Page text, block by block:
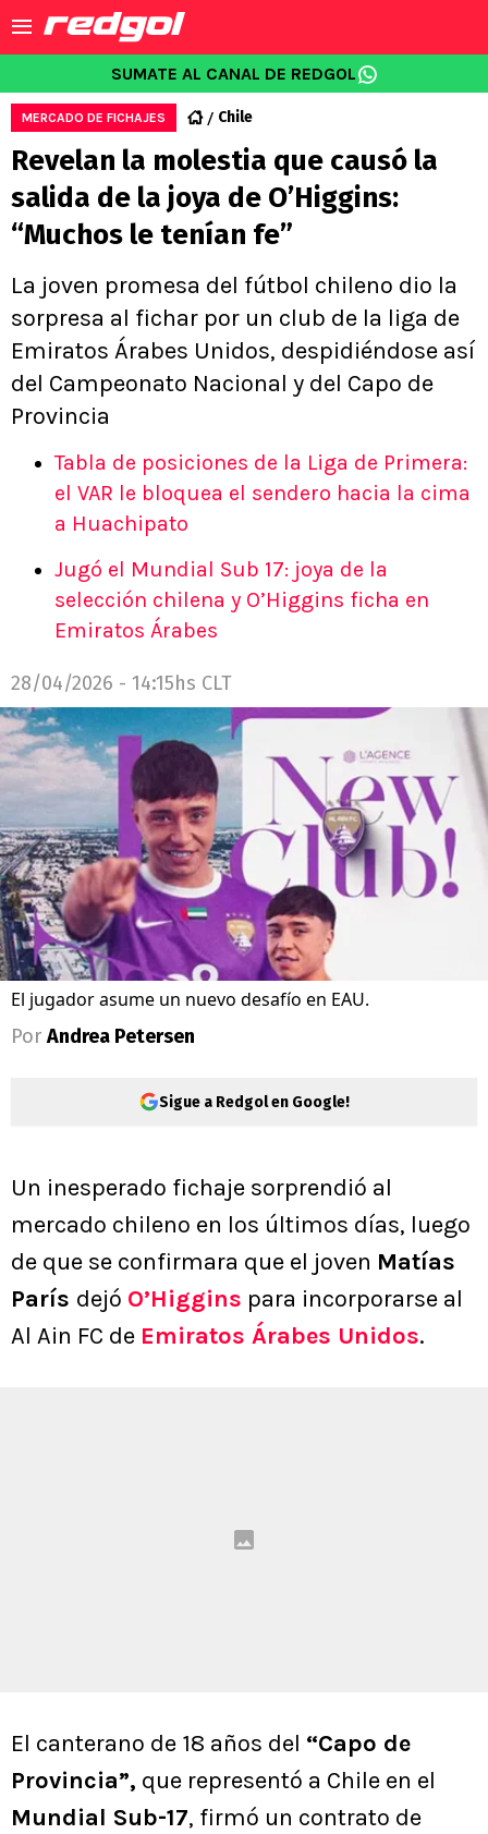
SUMATE AL CANAL DE REDGOL
MERCADO DE FICHAJES Chile
Revelan la molestia que causó la
salida de la joya de O’Higgins:
“Muchos le tenían fe”
La joven promesa del fútbol chileno dio la
sorpresa al fichar por un club de la liga de
Emiratos Árabes Unidos, despidiéndose así
del Campeonato Nacional y del Capo de
Provincia
Tabla de posiciones de la Liga de Primera:
el VAR le bloquea el sendero hacia la cima
a Huachipato
Jugó el Mundial Sub 17: joya de la
selección chilena y O’Higgins ficha en
Emiratos Árabes
28/04/2026 - 14:15hs CLT
El jugador asume un nuevo desafío en EAU.
Por Andrea Petersen
Sigue a Redgol en Google!
Un inesperado fichaje sorprendió al
mercado chileno en los últimos días, luego
de que se confirmara que el joven Matías
París dejó O’Higgins para incorporarse al
Al Ain FC de Emiratos Árabes Unidos.
El canterano de 18 años del “Capo de
Provincia”, que representó a Chile en el
Mundial Sub-17, firmó un contrato de